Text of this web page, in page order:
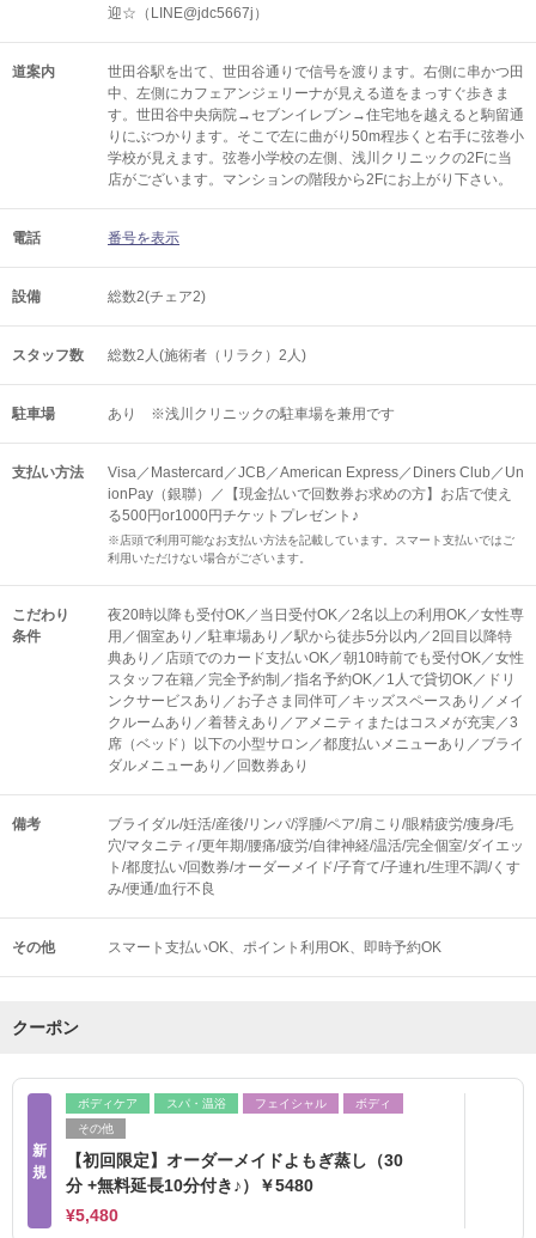
迎☆（LINE@jdc5667j）
道案内
世田谷駅を出て、世田谷通りで信号を渡ります。右側に串かつ田
中、左側にカフェアンジェリーナが見える道をまっすぐ歩きま
す。世田谷中央病院→セブンイレブン→住宅地を越えると駒留通
りにぶつかります。そこで左に曲がり50m程歩くと右手に弦巻小
学校が見えます。弦巻小学校の左側、浅川クリニックの2Fに当
店がございます。マンションの階段から2Fにお上がり下さい。
電話 番号を表示
設備 総数2(チェア2)
スタッフ数 総数2人(施術者（リラク）2人)
駐車場 あり ※浅川クリニックの駐車場を兼用です
支払い方法
Visa／Mastercard／JCB／American Express／Diners Club／Un
ionPay（銀聯）／【現金払いで回数券お求めの方】お店で使え
る500円or1000円チケットプレゼント♪
※店頭で利用可能なお支払い方法を記載しています。スマート支払いではご
利用いただけない場合がございます。
こだわり
条件
夜20時以降も受付OK／当日受付OK／2名以上の利用OK／女性専
用／個室あり／駐車場あり／駅から徒歩5分以内／2回目以降特
典あり／店頭でのカード支払いOK／朝10時前でも受付OK／女性
スタッフ在籍／完全予約制／指名予約OK／1人で貸切OK／ドリ
ンクサービスあり／お子さま同伴可／キッズスペースあり／メイ
クルームあり／着替えあり／アメニティまたはコスメが充実／3
席（ベッド）以下の小型サロン／都度払いメニューあり／ブライ
ダルメニューあり／回数券あり
備考
ブライダル/妊活/産後/リンパ/浮腫/ペア/肩こり/眼精疲労/痩身/毛
穴/マタニティ/更年期/腰痛/疲労/自律神経/温活/完全個室/ダイエッ
ト/都度払い/回数券/オーダーメイド/子育て/子連れ/生理不調/くす
み/便通/血行不良
その他 スマート支払いOK ポイント利用OK 即時予約OK
クーポン
新
規
ボディケア スパ・温浴 フェイシャル
ボディ
その他
【初回限定】オーダーメイドよもぎ蒸し（30
分 +無料延長10分付き♪）￥5480
¥5,480